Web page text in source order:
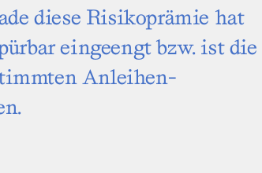
diese Risiko­prämie hat
eingeengt bzw. ist die
Anleihen­